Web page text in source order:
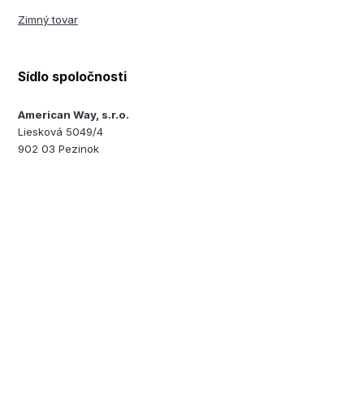
Zimný tovar
Sídlo spoločnosti
American Way, s.r.o.
Liesková 5049/4
902 03 Pezinok